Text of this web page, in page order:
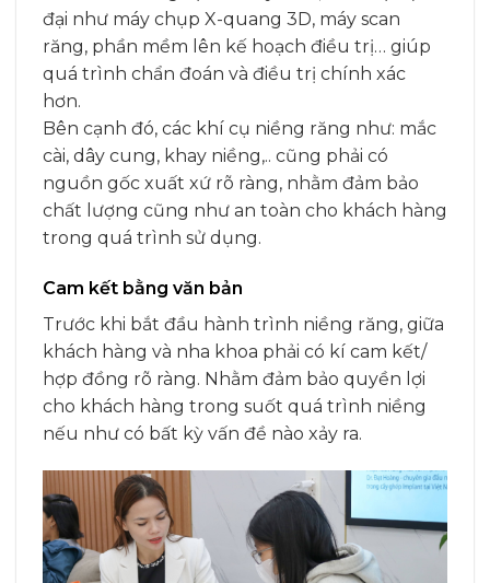
đại như máy chụp X-quang 3D, máy scan
răng, phần mềm lên kế hoạch điều trị… giúp
quá trình chẩn đoán và điều trị chính xác
hơn.
Bên cạnh đó, các khí cụ niềng răng như: mắc
cài, dây cung, khay niềng,.. cũng phải có
nguồn gốc xuất xứ rõ ràng, nhằm đảm bảo
chất lượng cũng như an toàn cho khách hàng
trong quá trình sử dụng.
Cam kết bằng văn bản
Trước khi bắt đầu hành trình niềng răng, giữa
khách hàng và nha khoa phải có kí cam kết/
hợp đồng rõ ràng. Nhằm đảm bảo quyền lợi
cho khách hàng trong suốt quá trình niềng
nếu như có bất kỳ vấn đề nào xảy ra.